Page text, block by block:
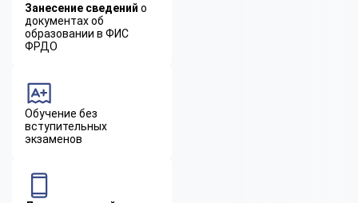
Занесение сведений о
документах об
образовании в ФИС
ФРДО
Обучение без
вступительных
экзаменов